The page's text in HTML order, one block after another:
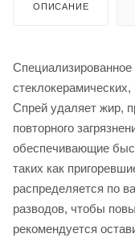
ОПИСАНИЕ
Специализированное
Спрей удаляет жир,
повторного
обеспечивающие
таких как
распределяется по
разводов, чтобы
рекомендуется